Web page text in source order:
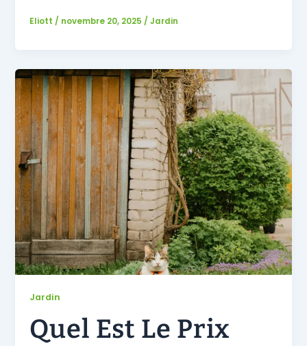
Eliott / novembre 20, 2025 / Jardin
Jardin
Quel Est Le Prix